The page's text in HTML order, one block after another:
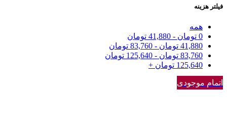
فیلتر هزینه
همه
0 تومان -
41,880 تومان
41,880 تومان -
83,760 تومان
83,760 تومان -
125,640 تومان
125,640 تومان +
اتمام موجودی